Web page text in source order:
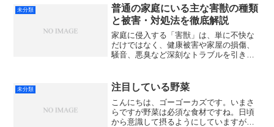
などなど。あなたの世代にかかわらずな
りたい人があると思います...
未分類
普通の家庭にいる主な害獣の種類
と被害・対処法を徹底解説
家庭に侵入する「害獣」は、単に不快な
だけではなく、健康被害や家屋の損傷、
騒音、悪臭など深刻なトラブルを引き起
ライグマなどが住宅に住み着くケースが
増えています。この記事で...
未分類 注目している野菜
こんにちは、ゴーゴーカズです。いまさ
らですが野菜は必須な食材ですね。日頃
から意識して摂るようにしていますが、